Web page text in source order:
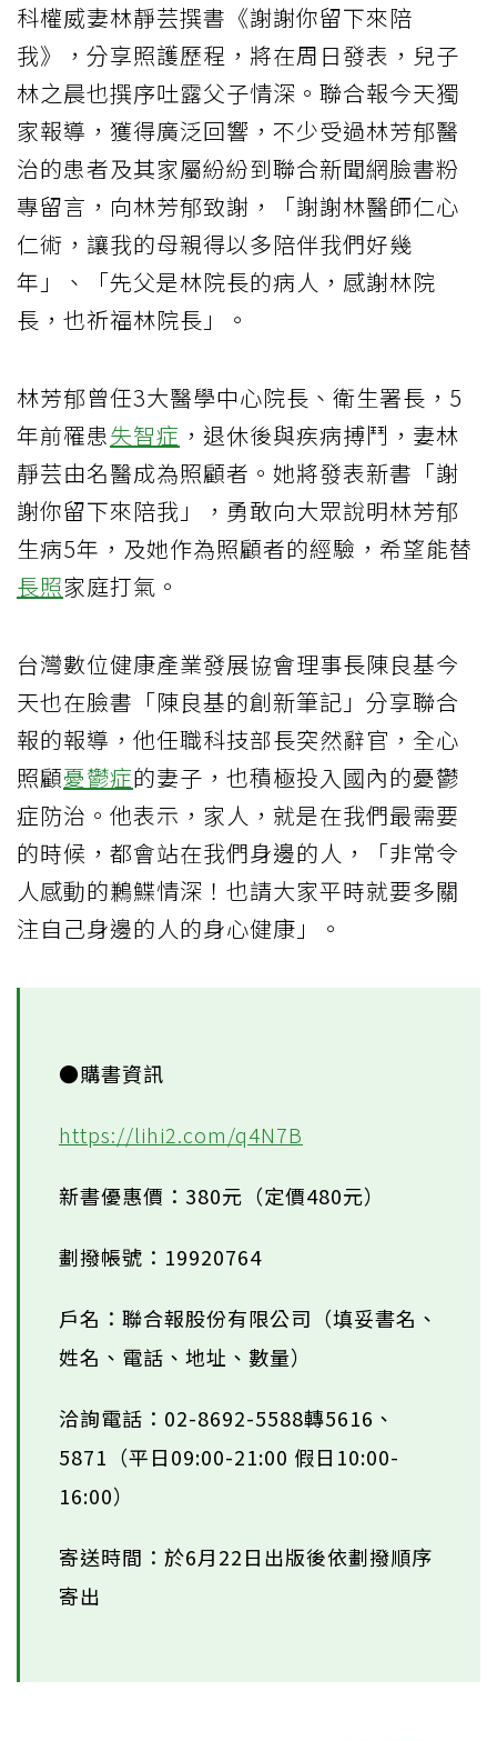
科權威妻林靜芸撰書《謝謝你留下來陪
我》，分享照護歷程，將在周日發表，兒子
林之晨也撰序吐露父子情深。聯合報今天獨
家報導，獲得廣泛回響，不少受過林芳郁醫
治的患者及其家屬紛紛到聯合新聞網臉書粉
專留言，向林芳郁致謝，「謝謝林醫師仁心
仁術，讓我的母親得以多陪伴我們好幾
年」、「先父是林院長的病人，感謝林院
長，也祈福林院長」。
林芳郁曾任3大醫學中心院長、衛生署長，5
年前罹患失智症 ，退休後與疾病搏鬥，妻林
靜芸由名醫成為照顧者。她將發表新書「謝
謝你留下來陪我」，勇敢向大眾說明林芳郁
生病5年，及她作為照顧者的經驗，希望能替
長照家庭打氣。
台灣數位健康產業發展協會理事長陳良基今
天也在臉書「陳良基的創新筆記」分享聯合
報的報導，他任職科技部長突然辭官，全心
照顧憂鬱症的妻子，也積極投入國內的憂鬱
症防治。他表示，家人，就是在我們最需要
的時候，都會站在我們身邊的人，「非常令
人感動的鶼鰈情深！也請大家平時就要多關
注自己身邊的人的身心健康」。
●購書資訊
https://lihi2.com/q4N7B
新書優惠價：380元（定價480元）
劃撥帳號：19920764
戶名：聯合報股份有限公司（填妥書名、
姓名、電話、地址、數量）
洽詢電話：02-8692-5588轉5616、
5871（平日09:00-21:00 假日10:00-
16:00）
寄送時間：於6月22日出版後依劃撥順序
寄出